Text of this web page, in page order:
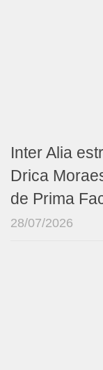
Inter Alia
Drica
de Prima
28/07/2026